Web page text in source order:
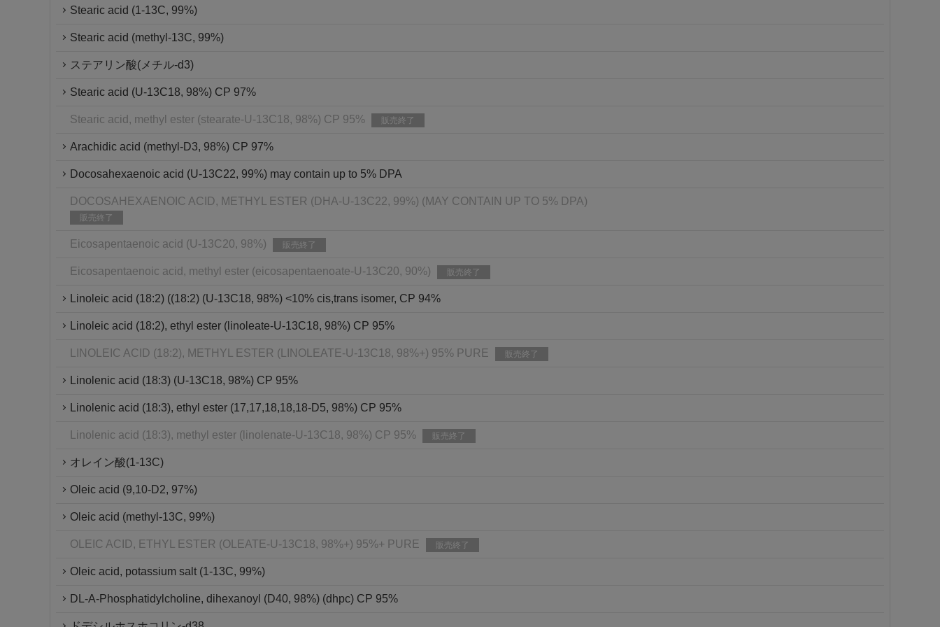
Stearic acid (1-13C, 99%)
Stearic acid (methyl-13C, 99%)
ステアリン酸(メチル-d3)
Stearic acid (U-13C18, 98%) CP 97%
Stearic acid, methyl ester (stearate-U-13C18, 98%) CP 95% 販売終了
Arachidic acid (methyl-D3, 98%) CP 97%
Docosahexaenoic acid (U-13C22, 99%) may contain up to 5% DPA
DOCOSAHEXAENOIC ACID, METHYL ESTER (DHA-U-13C22, 99%) (MAY CONTAIN UP TO 5% DPA)
販売終了
Eicosapentaenoic acid (U-13C20, 98%) 販売終了
Eicosapentaenoic acid, methyl ester (eicosapentaenoate-U-13C20, 90%) 販売終了
Linoleic acid (18:2) ((18:2) (U-13C18, 98%) <10% cis,trans isomer, CP 94%
Linoleic acid (18:2), ethyl ester (linoleate-U-13C18, 98%) CP 95%
LINOLEIC ACID (18:2), METHYL ESTER (LINOLEATE-U-13C18, 98%+) 95% PURE 販売終了
Linolenic acid (18:3) (U-13C18, 98%) CP 95%
Linolenic acid (18:3), ethyl ester (17,17,18,18,18-D5, 98%) CP 95%
Linolenic acid (18:3), methyl ester (linolenate-U-13C18, 98%) CP 95% 販売終了
オレイン酸(1-13C)
Oleic acid (9,10-D2, 97%)
Oleic acid (methyl-13C, 99%)
OLEIC ACID, ETHYL ESTER (OLEATE-U-13C18, 98%+) 95%+ PURE 販売終了
Oleic acid, potassium salt (1-13C, 99%)
DL-A-Phosphatidylcholine, dihexanoyl (D40, 98%) (dhpc) CP 95%